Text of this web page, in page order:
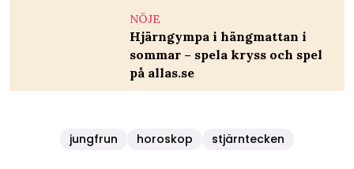
NÖJE
Hjärngympa i hängmattan i
sommar – spela kryss och spel
på allas.se
jungfrun horoskop stjärntecken